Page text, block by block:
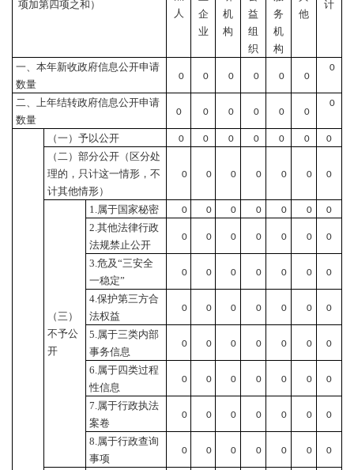
项加第四项之和）
人
计
企
业
机
构
益
组
织
务
机
构
他
一、本年新收政府信息公开申请
数量
0 0 0 0 0 0
0
二、上年结转政府信息公开申请
数量
0 0 0 0 0 0
0
（一）予以公开 0 0 0 0 0 0 0
（二）部分公开 （区分处
理的，只计这一情形，不
计其他情形）
0 0 0 0 0 0 0
（三）
不予公
开
1.属于国家秘密 0 0 0 0 0 0 0
2.其他法律行政
法规禁止公开
0 0 0 0 0 0 0
3.危及“三安全
一稳定”
0 0 0 0 0 0 0
4.保护第三方合
法权益
0 0 0 0 0 0 0
5.属于三类内部
事务信息
0 0 0 0 0 0 0
6.属于四类过程
性信息
0 0 0 0 0 0 0
7.属于行政执法
案卷
0 0 0 0 0 0 0
8.属于行政查询
事项
0 0 0 0 0 0 0